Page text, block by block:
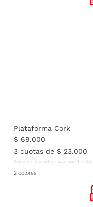
Plataforma Cork
$ 69.000
3cuotas de $ 23.000
Precio sin impuestos nacionales: $ 57 .025
2 colores